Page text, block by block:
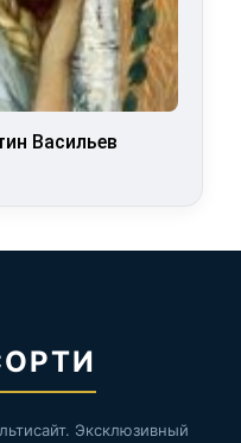
Васильев
Эксклюзивный